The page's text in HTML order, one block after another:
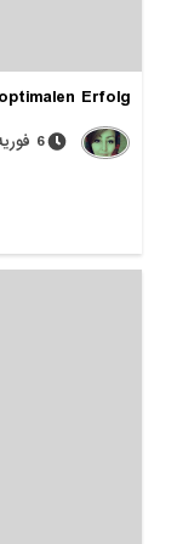
Erfolg
6 فوریه | 4 دقیقه